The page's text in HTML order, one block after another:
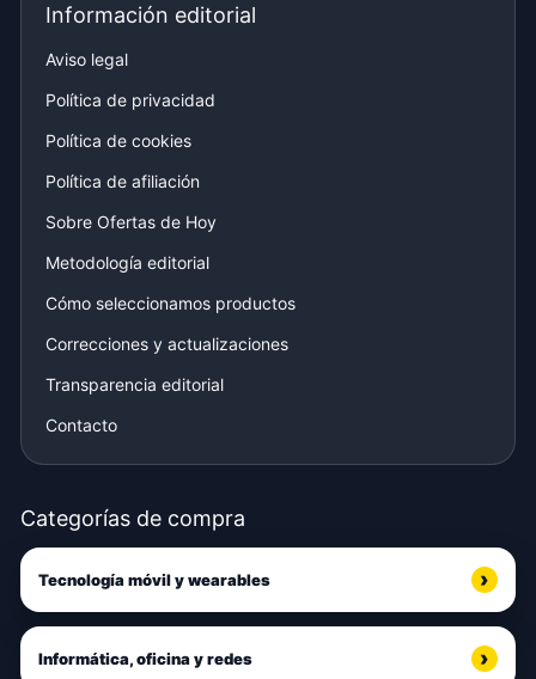
Información editorial
Aviso legal
Política de privacidad
Política de cookies
Política de afiliación
Sobre Ofertas de Hoy
Metodología editorial
Cómo seleccionamos productos
Correcciones y actualizaciones
Transparencia editorial
Contacto
Categorías de compra
Tecnología móvil y wearables
Informática, oficina y redes